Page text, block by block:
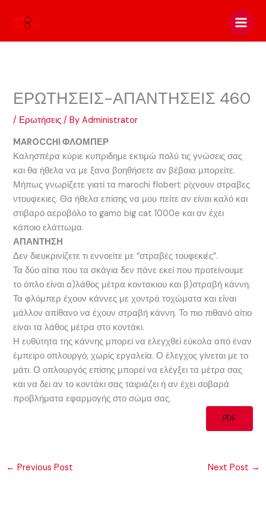
ΕΡΩΤΗΣΕΙΣ-ΑΠΑΝΤΗΣΕΙΣ 460
/ Ερωτήσεις / ByAdministrator
MAROCCHI ΦΛΟΜΠΕΡ
Καλησπέρα κύριε κυπριδημε εκτιμώ πολύ τις γνώσεις σας
και θα ήθελα να με ξανα βοηθήσετε αν βέβαια μπορείτε.
Μήπως γνωρίζετε γιατί τα marochi flobert ρίχνουν στραβες
ντουφεκιες. Θα ήθελα επίσης να μου πείτε αν είναι καλό και
στιβαρό αεροβόλο το gamo big cat 1000e και αν έχει
κάποιο ελάττωμα.
ΑΠΑΝΤΗΣΗ
Δεν διευκρινίζετε τι εννοείτε με “στραβές τουφεκιές”.
Τα δύο αίτια που τα σκάγια δεν πάνε εκεί που προτείνουμε
το όπλο είναι α)λάθος μέτρα κοντακιου και β)στραβή κάννη.
Τα φλόμπερ έχουν κάννες με χοντρά τοχώματα και είναι
μάλλον απίθανο να έχουν στραβή κάννη. Το πιο πιθανό αίτιο
είναι τα λάθος μέτρα στο κοντάκι.
Η ευθύτητα της κάννης μπορεί να ελεγχθεί εύκολα από έναν
έμπειρο οπλουργό, χωρίς εργαλεία. Ο έλεγχος γίνεται με το
μάτι. Ο οπλουργός επίσης μπορεί να ελέγξει τα μέτρα σας
και να δει αν το κοντάκι σας ταιριάζει ή αν έχει σοβαρά
προβλήματα εφαρμογής στο σώμα σας.
PDF
← Previous Post Next Post →